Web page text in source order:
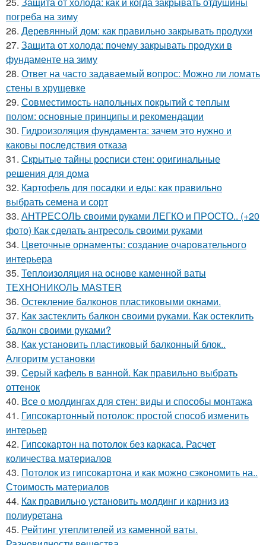
погреба на зиму
26. Деревянный дом: как правильно закрывать продухи
27. Защита от холода: почему закрывать продухи в
фундаменте на зиму
28. Ответ на часто задаваемый вопрос: Можно ли ломать
стены в хрущевке
29. Совместимость напольных покрытий с теплым
полом: основные принципы и рекомендации
30. Гидроизоляция фундамента: зачем это нужно и
каковы последствия отказа
31. Скрытые тайны росписи стен: оригинальные
решения для дома
32. Картофель для посадки и еды: как правильно
выбрать семена и сорт
33. АНТРЕСОЛЬ своими руками ЛЕГКО и ПРОСТО.. (+20
фото) Как сделать антресоль своими руками
34. Цветочные орнаменты: создание очаровательного
интерьера
35. Теплоизоляция на основе каменной ваты
ТЕХНОНИКОЛЬ MASTER
36. Остекление балконов пластиковыми окнами.
37. Как застеклить балкон своими руками. Как остеклить
балкон своими руками?
38. Как установить пластиковый балконный блок..
Алгоритм установки
39. Серый кафель в ванной. Как правильно выбрать
оттенок
40. Все о молдингах для стен: виды и способы монтажа
41. Гипсокартонный потолок: простой способ изменить
интерьер
42. Гипсокартон на потолок без каркаса. Расчет
количества материалов
43. Потолок из гипсокартона и как можно сэкономить на..
Стоимость материалов
44. Как правильно установить молдинг и карниз из
полиуретана
45. Рейтинг утеплителей из каменной ваты.